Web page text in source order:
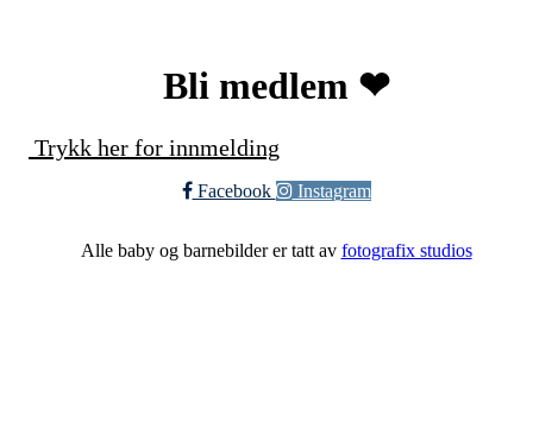
Bli medlem ❤︎
Trykk her for innmelding
Facebook Instagram
Alle baby og barnebilder er tatt av fotografix studios